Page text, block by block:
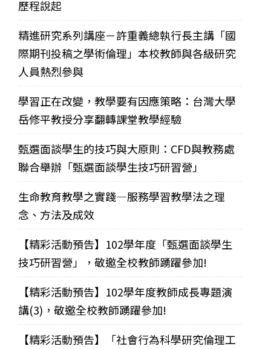
歷程說起
精進研究系列講座－許重義總執行長主講「國
際期刊投稿之學術倫理」本校教師與各級研究
人員熱烈參與
學習正在改變，教學要有因應策略：台灣大學
岳修平教授分享翻轉課堂教學經驗
甄選面談學生的技巧與大原則：CFD與教務處
聯合舉辦「甄選面談學生技巧研習營」
生命教育教學之實踐—服務學習教學法之理
念、方法及成效
【精彩活動預告】102學年度「甄選面談學生
技巧研習營」，敬邀全校教師踴躍參加!
【精彩活動預告】102學年度教師成長專題演
講(3)，敬邀全校教師踴躍參加!
【精彩活動預告】「社會行為科學研究倫理工